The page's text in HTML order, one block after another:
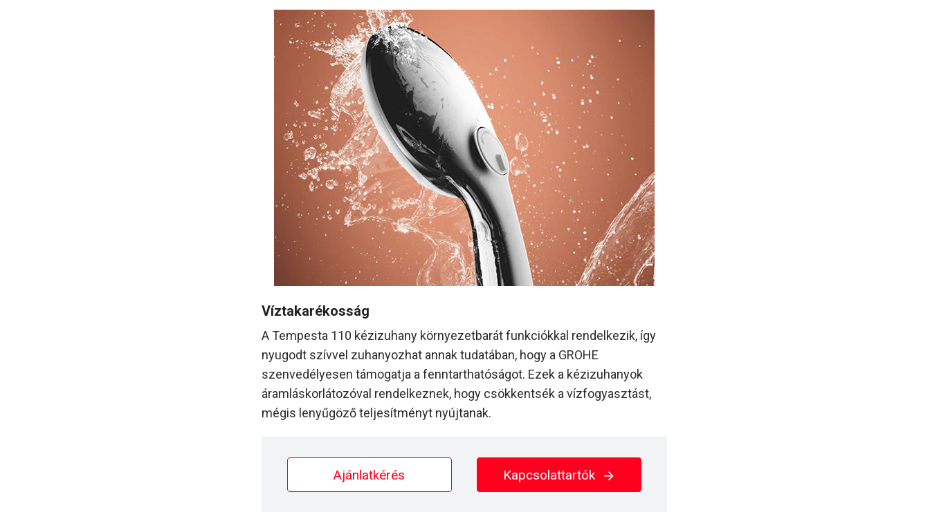
Víztakarékosság
A Tempesta 110 kézizuhany környezetbarát funkciókkal rendelkezik, így
nyugodt szívvel zuhanyozhat annak tudatában, hogy a GROHE
szenvedélyesen támogatja a fenntarthatóságot. Ezek a kézizuhanyok
áramláskorlátozóval rendelkeznek, hogy csökkentsék a vízfogyasztást,
mégis lenyűgöző teljesítményt nyújtanak.
Ajánlatkérés Kapcsolattartók